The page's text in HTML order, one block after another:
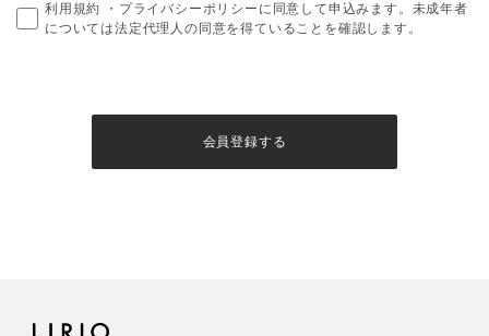
利用規約 ・ プライバシーポリシー に同意して申込みます。未成年者
については法定代理人の同意を得ていることを確認します。